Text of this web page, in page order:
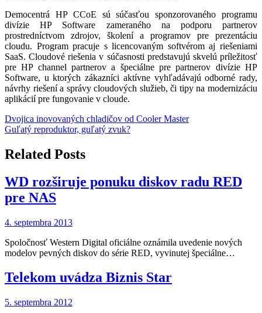
Democentrá HP CCoE sú súčasťou sponzorovaného programu
divízie HP Software zameraného na podporu partnerov
prostredníctvom zdrojov, školení a programov pre prezentáciu
cloudu. Program pracuje s licencovaným softvérom aj riešeniami
SaaS. Cloudové riešenia v súčasnosti predstavujú skvelú príležitosť
pre HP channel partnerov a špeciálne pre partnerov divízie HP
Software, u ktorých zákazníci aktívne vyhľadávajú odborné rady,
návrhy riešení a správy cloudových služieb, či tipy na modernizáciu
aplikácií pre fungovanie v cloude.
Navigácia
v
článku
Dvojica inovovaných chladičov od Cooler Master
Guľatý reproduktor, guľatý zvuk?
Related Posts
WD rozširuje ponuku diskov radu RED
pre NAS
4. septembra 2013
Spoločnosť Western Digital oficiálne oznámila uvedenie nových
modelov pevných diskov do série RED, vyvinutej špeciálne…
Telekom uvádza Biznis Star
5. septembra 2012